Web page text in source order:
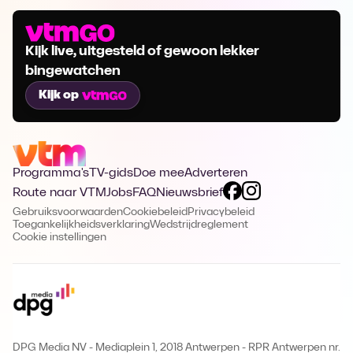
Kijk live, uitgesteld of gewoon lekker
bingewatchen
Kijk op
Programma's TV-gidsDoe meeAdverteren
Route naar VTMJobsFAQNieuwsbrief
GebruiksvoorwaardenCookiebeleid Privacybeleid
ToegankelijkheidsverklaringWedstrijdreglement
Cookie instellingen
DPG Media NV - Mediaplein 1, 2018 Antwerpen - RPR Antwerpen nr.